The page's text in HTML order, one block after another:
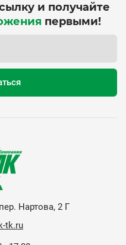
и получайте
первыми!
Нартова, 2 Г
tk.ru